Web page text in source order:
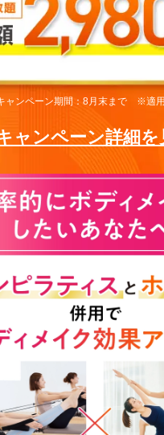
ャンペーン期間：8月末まで ※適用
ャンペーン詳細を